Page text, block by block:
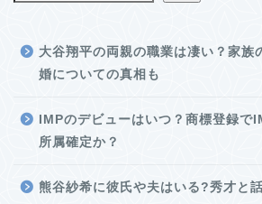
大谷翔平の両親の職業は凄い？家族
婚についての真相も
IMPのデビューはいつ？商標登録で
所属確定か？
熊谷紗希に彼氏や夫はいる?秀才と